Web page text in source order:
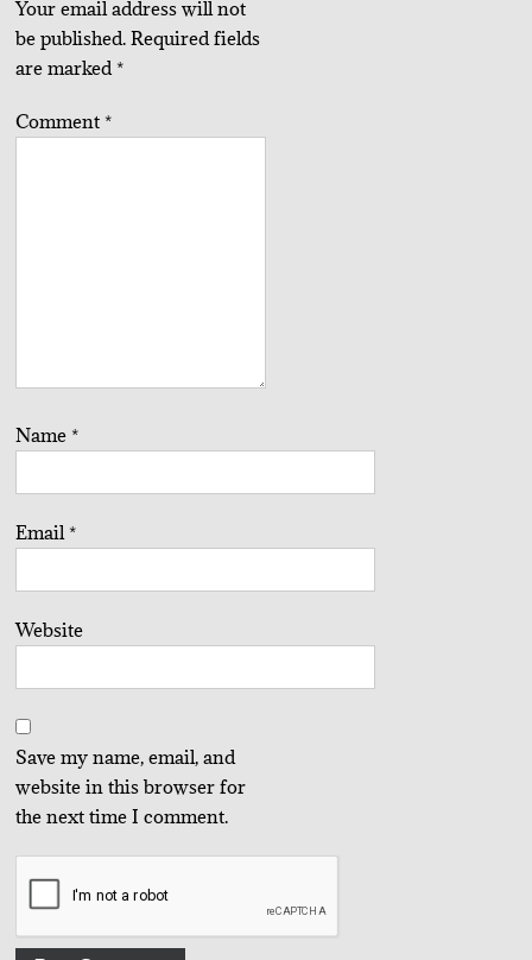
Your email address will not
be published. Required fields
are marked *
Comment *
Name *
Email *
Website
Save my name, email, and
website in this browser for
the next time I comment.